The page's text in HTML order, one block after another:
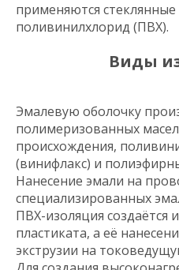
применяются
поливинилхлорид (ПВХ).
Виды
Эмалевую оболочку
полимеризованных
происхождения,
(винифлакс) и
Нанесение эмали на
специализированных
ПВХ-изоляция создаётся
пластиката, а её
экструзии на